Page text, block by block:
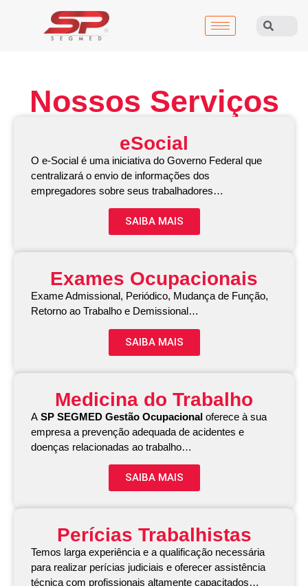
Nossos Serviços
eSocial
O e-Social é uma iniciativa do Governo Federal que
centralizará o envio de informações dos
empregadores sobre seus trabalhadores…
SAIBA MAIS
Exames Ocupacionais
Exame Admissional, Periódico, Mudança de Função,
Retorno ao Trabalho e Demissional…
SAIBA MAIS
Medicina do Trabalho
A SP SEGMED Gestão Ocupacional oferece à sua
empresa a prevenção adequada de acidentes e
doenças relacionadas ao trabalho…
SAIBA MAIS
Perícias Trabalhistas
Temos larga experiência e a qualificação necessária
para realizar perícias judiciais e oferecer assistência
técnica com profissionais altamente capacitados…